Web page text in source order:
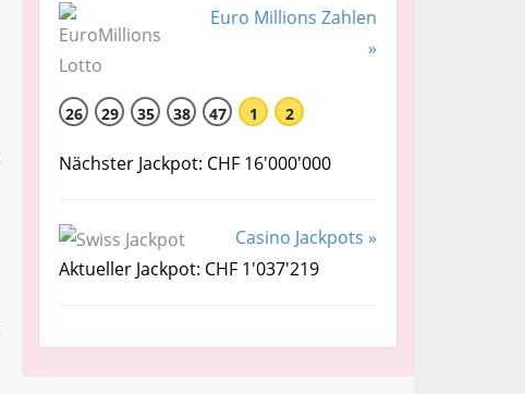
Euro Millions Zahlen
»
26 29 35 38 47 1 2
Nächster Jackpot: CHF 16'000'000
Casino Jackpots »
Aktueller Jackpot: CHF 1'037'219